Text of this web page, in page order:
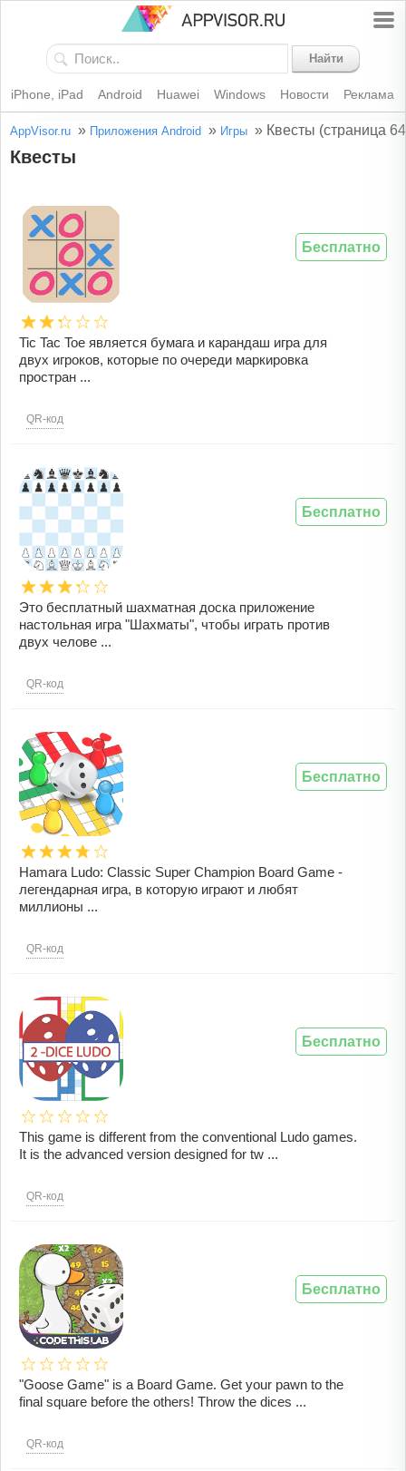
Найти
iPhone, iPad Android Huawei Windows Новости Реклама
AppVisor.ru » Приложения Android » Игры » Квесты (страница
Квесты
Tic Tac Toe является бумага и карандаш игра для
двух игроков, которые по очереди маркировка
простран ...
QR-код
Бесплатно
Это бесплатный шахматная доска приложение
настольная игра "Шахматы", чтобы играть против
двух челове ...
QR-код
Бесплатно
Hamara Ludo: Classic Super Champion Board Game -
легендарная игра, в которую играют и любят
миллионы ...
QR-код
Бесплатно
This game is different from the conventional Ludo games.
It is the advanced version designed for tw ...
QR-код
Бесплатно
"Goose Game" is a Board Game. Get your pawn to the
final square before the others! Throw the dices ...
QR-код
Бесплатно